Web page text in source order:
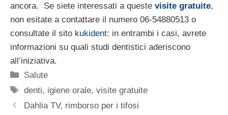
ancora. Se siete interessati a queste visite gratuite,
non esitate a contattare il numero 06-54880513 o
consultate il sito kukident: in entrambi i casi, avrete
informazioni su quali studi dentistici aderiscono
all’iniziativa.
Categorie
Salute
Tag
denti, igiene orale,visite gratuite
Dahlia TV, rimborso per i tifosi